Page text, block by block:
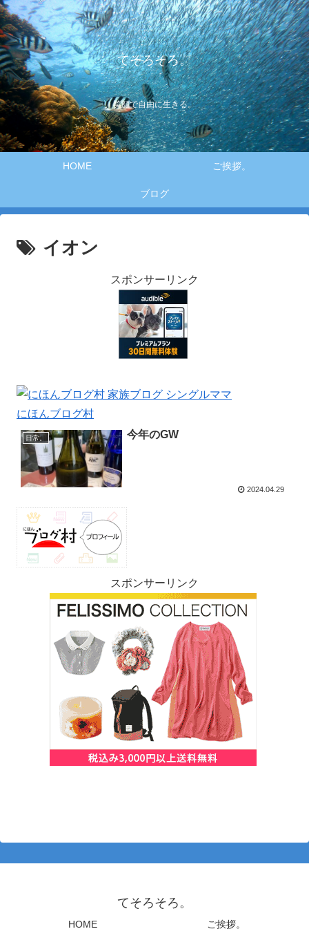
てそろそろ。
笑顔で自由に生きる。
HOME ご挨拶。
ブログ
イオン
スポンサーリンク
にほんブログ村
日常。 今年のGW
2024.04.29
スポンサーリンク
てそろそろ。
HOME ご挨拶。